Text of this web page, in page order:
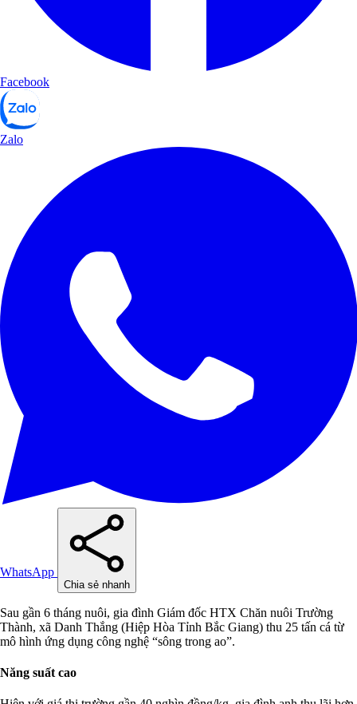
Facebook
Zalo
WhatsApp
Chia sẻ nhanh
Sau gần 6 tháng nuôi, gia đình Giám đốc HTX Chăn nuôi Trường
Thành, xã Danh Thắng (Hiệp Hòa Tỉnh Bắc Giang) thu 25 tấn cá từ
mô hình ứng dụng công nghệ “sông trong ao”.
Năng suất cao